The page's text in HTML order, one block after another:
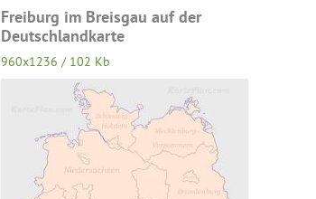
Freiburg im Breisgau auf der
Deutschlandkarte
960x1236 / 102 Kb